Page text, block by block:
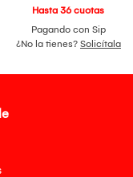
Hasta 36 cuotas
Pagando con Sip
¿No la tienes? Solicítala